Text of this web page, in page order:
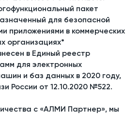
пакет
для безопасной
приложениями в коммерческих
организациях*
в Единый реестр
для электронных
и баз данных в 2020 году,
России от 12.10.2020 №522.
с «АЛМИ Партнер», мы